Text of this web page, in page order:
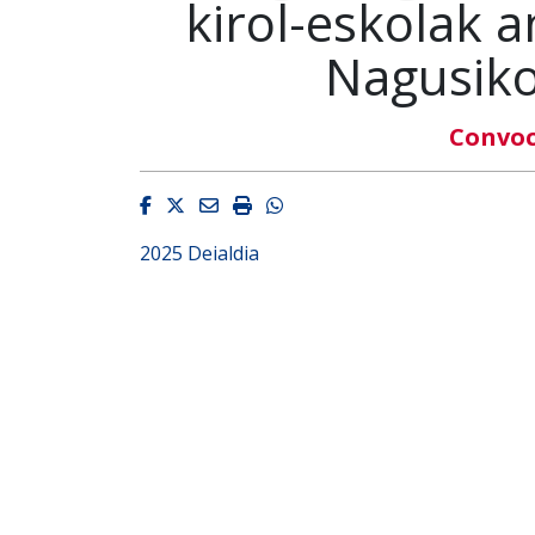
kirol-eskolak
Facebook
Twitter
EmailImprimirWhatsapp
2025 Deialdia